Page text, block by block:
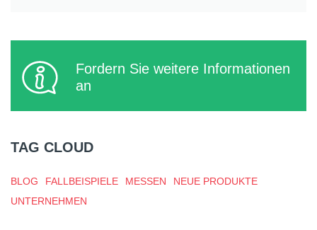
Fordern Sie weitere Informationen
an
TAG CLOUD
BLOG FALLBEISPIELE MESSEN
NEUE PRODUKTE
UNTERNEHMEN